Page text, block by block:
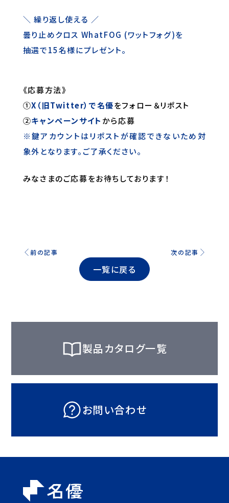
＼ 繰り返し使える ／
曇り止めクロス WhatFOG (ワットフォグ)を
抽選で15名様にプレゼント。
《応募方法》
①X（旧Twitter）で名優をフォロー＆リポスト
②キャンペーンサイト から応募
※鍵アカウントはリポストが確認できないため対
象外となります。ご了承ください。
みなさまのご応募をお待ちしております！
前の記事
一覧に戻る
次の記事
製品カタログ一覧
お問い合わせ